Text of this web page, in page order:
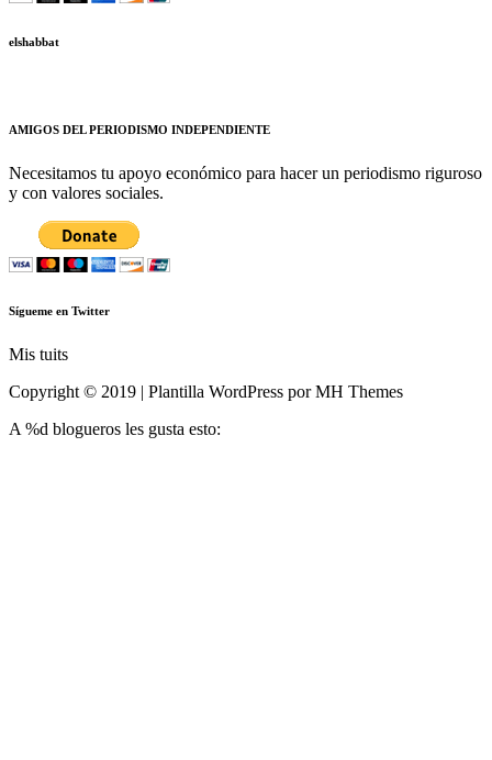
elshabbat
AMIGOS DEL PERIODISMO INDEPENDIENTE
Necesitamos tu apoyo económico para hacer un periodismo riguroso
y con valores sociales.
Sígueme en Twitter
Mis tuits
Copyright © 2019 | Plantilla WordPress por MH Themes
A %d blogueros les gusta esto: